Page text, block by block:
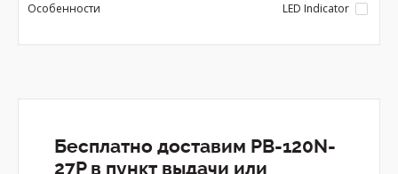
Особенности
LED Indicator
Бесплатно доставим PB-120N-
27P в пункт выдачи или